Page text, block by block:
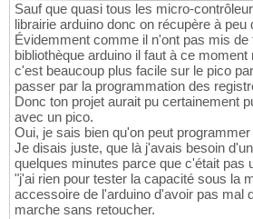
Sauf que quasi tous les micro-
librairie arduino donc on récupère à
Évidemment comme il n'ont pas mis de
bibliothèque arduino il faut à ce
c'est beaucoup plus facile sur le pico
passer par la programmation des
Donc ton projet aurait pu certainement
avec un pico.
Oui, je sais bien qu'on peut
Je disais juste, que là j'avais besoin
quelques minutes parce que c'était pas
"j'ai rien pour tester la capacité sous la
accessoire de l'arduino d'avoir pas mal
marche sans retoucher.